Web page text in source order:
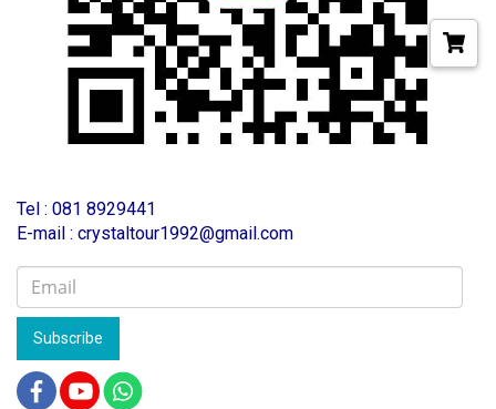
Tel : 081 8929441
E-mail : crystaltour1992@gmail.com
Subscribe